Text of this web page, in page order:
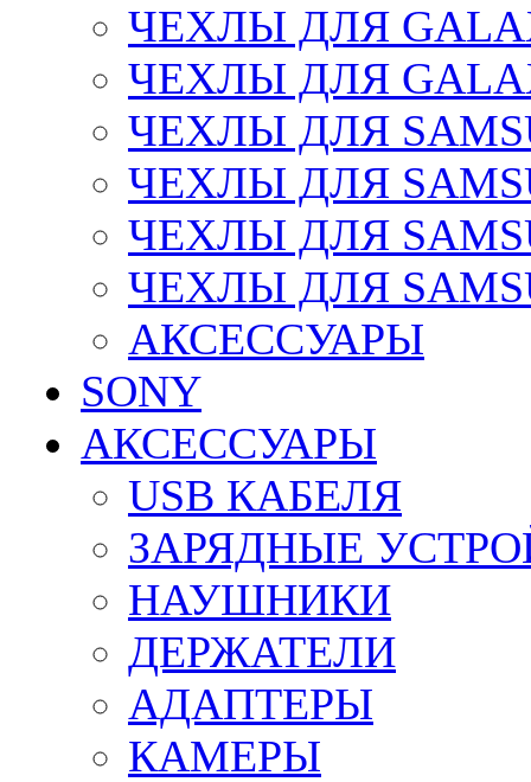
ЧЕХЛЫ ДЛЯ
ЧЕХЛЫ ДЛЯ
ЧЕХЛЫ ДЛЯ
ЧЕХЛЫ ДЛЯ
ЧЕХЛЫ ДЛЯ
ЧЕХЛЫ ДЛЯ
АКСЕССУАРЫ
SONY
АКСЕССУАРЫ
USB КАБЕЛЯ
ЗАРЯДНЫЕ
НАУШНИКИ
ДЕРЖАТЕЛИ
АДАПТЕРЫ
КАМЕРЫ